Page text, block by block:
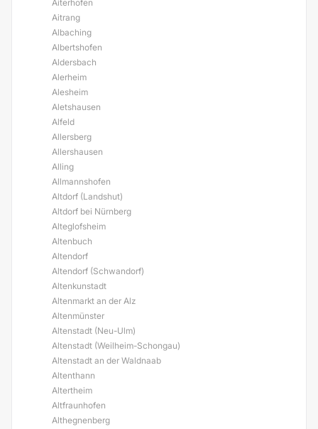
Aiterhofen
Aitrang
Albaching
Albertshofen
Aldersbach
Alerheim
Alesheim
Aletshausen
Alfeld
Allersberg
Allershausen
Alling
Allmannshofen
Altdorf (Landshut)
Altdorf bei Nürnberg
Alteglofsheim
Altenbuch
Altendorf
Altendorf (Schwandorf)
Altenkunstadt
Altenmarkt an der Alz
Altenmünster
Altenstadt (Neu-Ulm)
Altenstadt (Weilheim-Schongau)
Altenstadt an der Waldnaab
Altenthann
Altertheim
Altfraunhofen
Althegnenberg